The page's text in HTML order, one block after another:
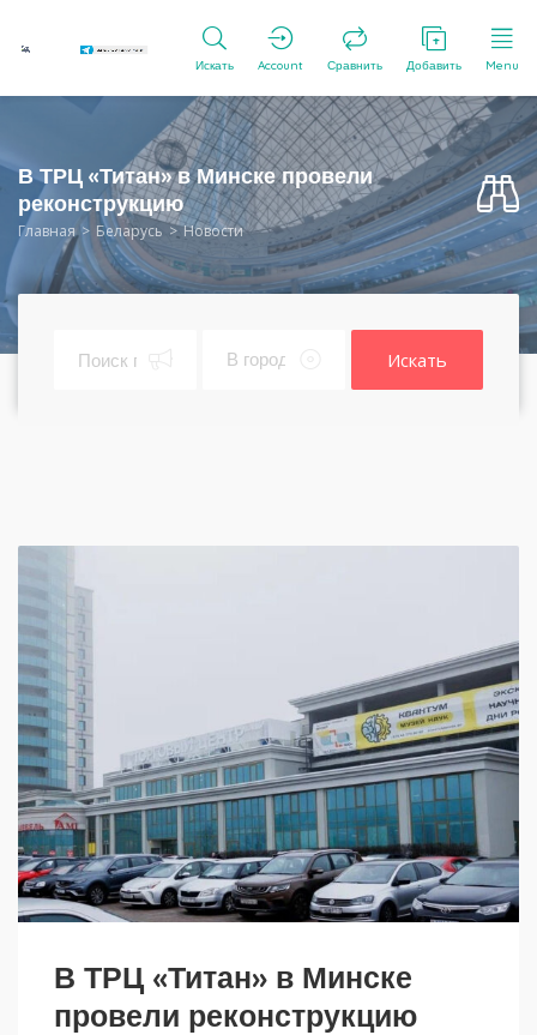
Искать Account Сравнить Добавить Menu
В ТРЦ «Титан» в Минске провели
реконструкцию
Главная Беларусь Новости
Искать
В ТРЦ «Титан» в Минске
провели реконструкцию